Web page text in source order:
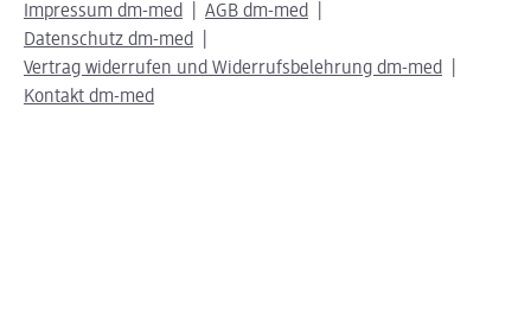
Impressum dm-med
AGB dm-med
Datenschutz dm-med
Vertrag widerrufen und Widerrufsbelehrung dm-med
Kontakt dm-med